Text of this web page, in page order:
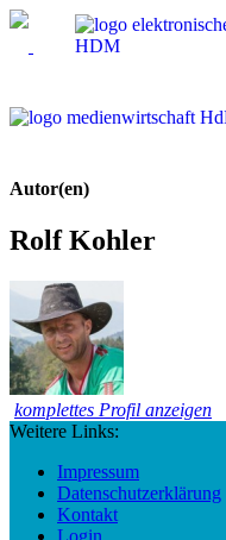
Autor(en)
Rolf Kohler
komplettes Profil anzeigen
Weitere Links:
Impressum
Datenschutzerklärung
Kontakt
Login